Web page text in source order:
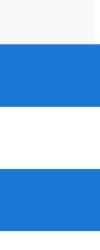
なのでしょうか?